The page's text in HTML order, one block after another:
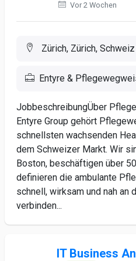
Vor 2 Wochen
Zürich, Zürich, Schweiz
Entyre &
JobbeschreibungÜber
Entyre Group gehört
schnellsten wachsenden
dem Schweizer Markt. Wir
Boston, beschäftigen über
definieren die ambulante
schnell, wirksam und nah an
verbinden...
IT Business